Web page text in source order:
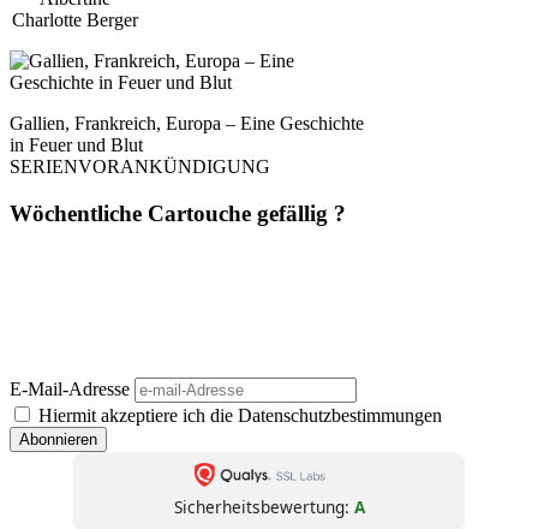
Charlotte Berger
Gallien, Frankreich, Europa – Eine Geschichte
in Feuer und Blut
SERIENVORANKÜNDIGUNG
Wöchentliche Cartouche gefällig ?
E-Mail-Adresse
Hiermit akzeptiere ich die Datenschutzbestimmungen
Sicherheitsbewertung: A